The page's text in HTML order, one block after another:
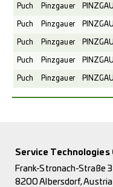
Puch Pinzgauer
Puch Pinzgauer
Puch Pinzgauer
Puch Pinzgauer
Puch Pinzgauer
Service Technologies
Frank-Stronach-Straße 3
8200 Albersdorf, Austria